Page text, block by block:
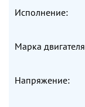
Исполнение:
Марка
Напряжение: